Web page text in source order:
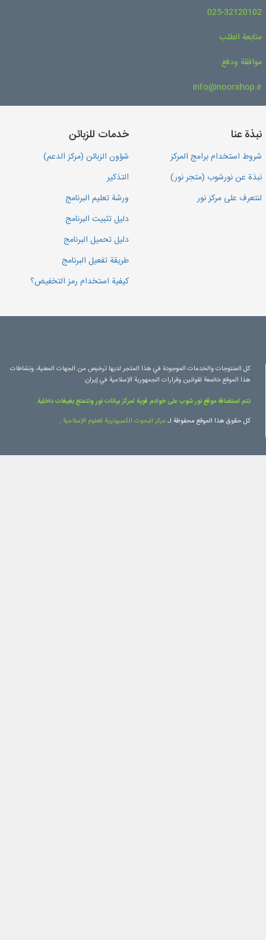
025-32120102
متابعة الطلب
موافقة ودفع
info@noorshop.ir
نبذة عنا
شروط استخدام برامج المركز
نبذة عن نورشوب (متجر نور)
لنتعرف على مركز نور
خدمات للزبائن
شؤون الزبائن (مركز الدعم)
التذكير
ورشة تعليم البرنامج
دليل تثبيت البرنامج
دليل تحميل البرنامج
طريقة تفعيل البرنامج
كيفية استخدام رمز التخفيض؟
كل المنتوجات والخدمات الموجودة في هذا المتجر لديها ترخيص من الجهات المعنية، ونشاطات
هذا الموقع خاضعة لقوانين وقرارات الجمهورية الإسلامية في إيران.
تتم استضافة موقع نور شوب على خوادم قوية لمركز بيانات نور وتتمتع بغيغات داخلية.
كل حقوق هذا الموقع محفوظة لـمرکز البحوث الكمبيوترية للعلوم الإسلامية .